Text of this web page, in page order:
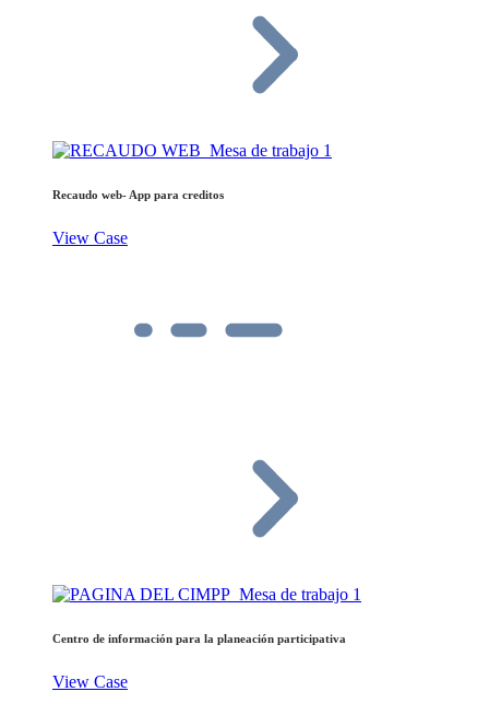
Recaudo web- App para creditos
View Case
Centro de información para la planeación participativa
View Case